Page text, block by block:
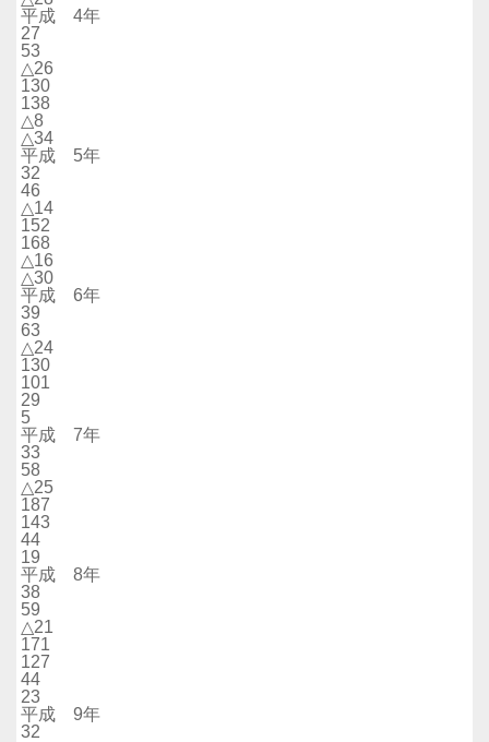
平成 4年
27
53
△26
130
138
△8
△34
平成 5年
32
46
△14
152
168
△16
△30
平成 6年
39
63
△24
130
101
29
5
平成 7年
33
58
△25
187
143
44
19
平成 8年
38
59
△21
171
127
44
23
平成 9年
32